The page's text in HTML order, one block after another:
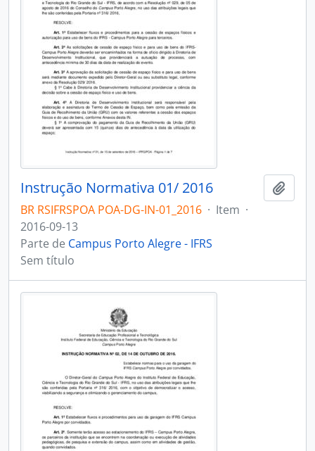
Instrução Normativa 01/ 2016
BR RSIFRSPOA POA-DG-IN-01_2016 · Item ·
2016-09-13
Parte de Campus Porto Alegre - IFRS
Sem título